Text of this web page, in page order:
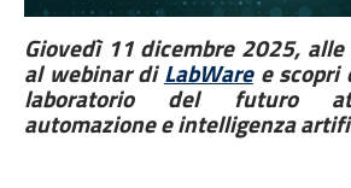
Giovedì 11 dicembre 2025,
al webinar diLabWaree scopri
laboratorio del futuro
automazione e intelligenza